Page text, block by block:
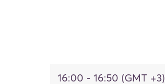
16:00 - 16:50 (GMT +3)